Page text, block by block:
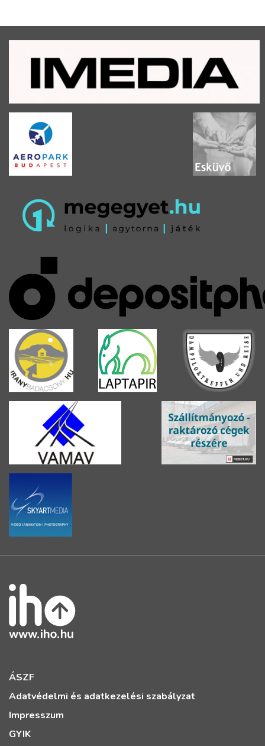
ÁSZF
Adatvédelmi és adatkezelési szabályzat
Impresszum
GYIK